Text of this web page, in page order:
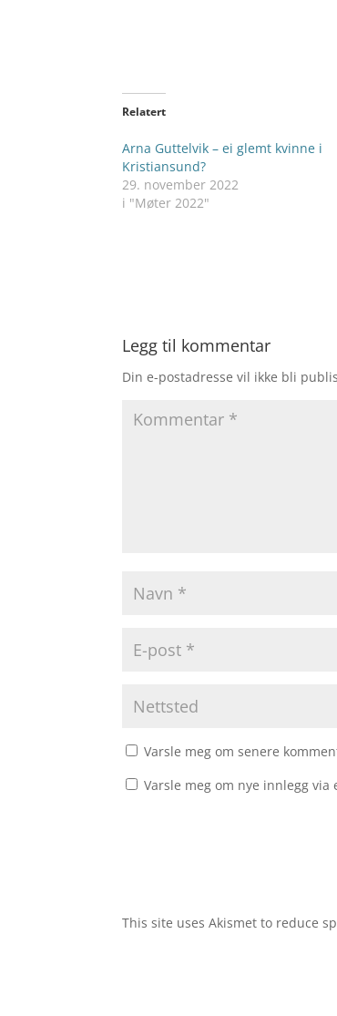
Relatert
Arna Guttelvik – ei glemt kvinne i
Kristiansund?
29. november 2022
i "Møter 2022"
Legg til kommentar
Din e-postadresse vil ikke bli
Varsle meg om senere
Varsle meg om nye innlegg via
This site uses Akismet to reduce